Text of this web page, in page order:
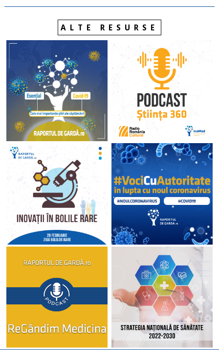
ALTE RESURSE